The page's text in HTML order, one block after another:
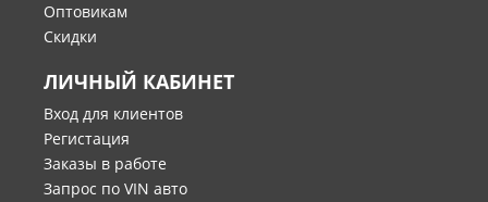
Оптовикам
Скидки
ЛИЧНЫЙ КАБИНЕТ
Вход для клиентов
Регистация
Заказы в работе
Запрос по VIN авто